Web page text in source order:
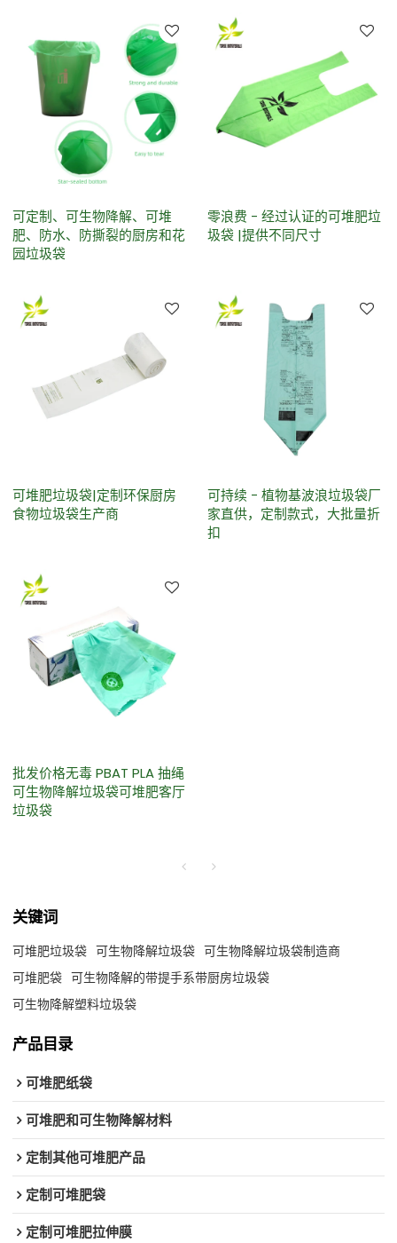
可定制、可生物降解、可堆
肥、防水、防撕裂的厨房和花
园垃圾袋
零浪费 - 经过认证的可堆肥垃
圾袋 |提供不同尺寸
可堆肥垃圾袋|定制环保厨房
食物垃圾袋生产商
可持续 - 植物基波浪垃圾袋厂
家直供，定制款式，大批量折
扣
批发价格无毒 PBAT PLA 抽绳
可生物降解垃圾袋可堆肥客厅
垃圾袋
关键词
可堆肥垃圾袋 可生物降解垃圾袋 可生物降解垃圾袋制造商
可堆肥袋 可生物降解的带提手系带厨房垃圾袋
可生物降解塑料垃圾袋
产品目录
可堆肥纸袋
可堆肥和可生物降解材料
定制其他可堆肥产品
定制可堆肥袋
定制可堆肥拉伸膜